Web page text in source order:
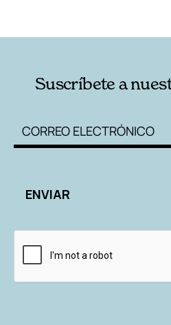
Suscríbete a